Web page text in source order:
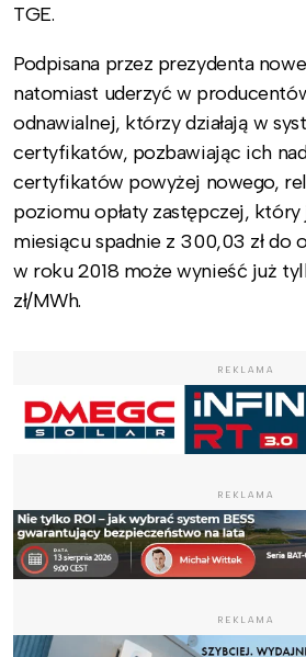
TGE.
Podpisana przez prezydenta
natomiast uderzyć w
odnawialnej, którzy działają w
certyfikatów, pozbawiając ich
certyfikatów powyżej nowego,
poziomu opłaty zastępczej, który
miesiącu spadnie z 300,03 zł do
w roku 2018 może wynieść już
zł/MWh.
REKLAMA
REKLAMA
REKLAMA